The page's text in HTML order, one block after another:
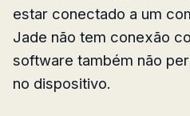
estar conectado a um
Jade não tem conexão
software também não
no dispositivo.